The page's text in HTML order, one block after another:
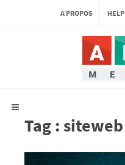
A PROPOS HELP
Tag : siteweb